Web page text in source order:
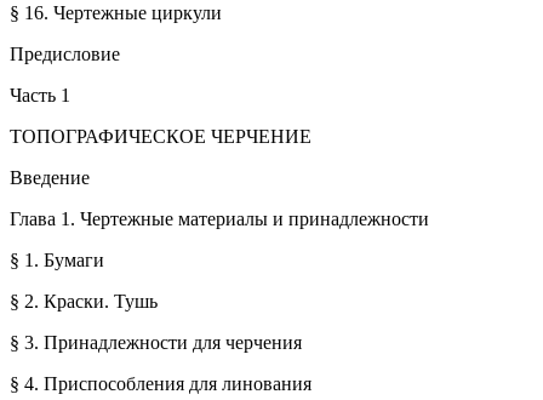
§ 16. Чертежные циркули
Предисловие
Часть 1
ТОПОГРАФИЧЕСКОЕ ЧЕРЧЕНИЕ
Введение
Глава 1. Чертежные материалы и принадлежности
§ 1. Бумаги
§ 2. Краски. Тушь
§ 3. Принадлежности для черчения
§ 4. Приспособления для линования